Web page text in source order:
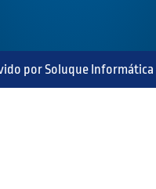
por Soluque Informática